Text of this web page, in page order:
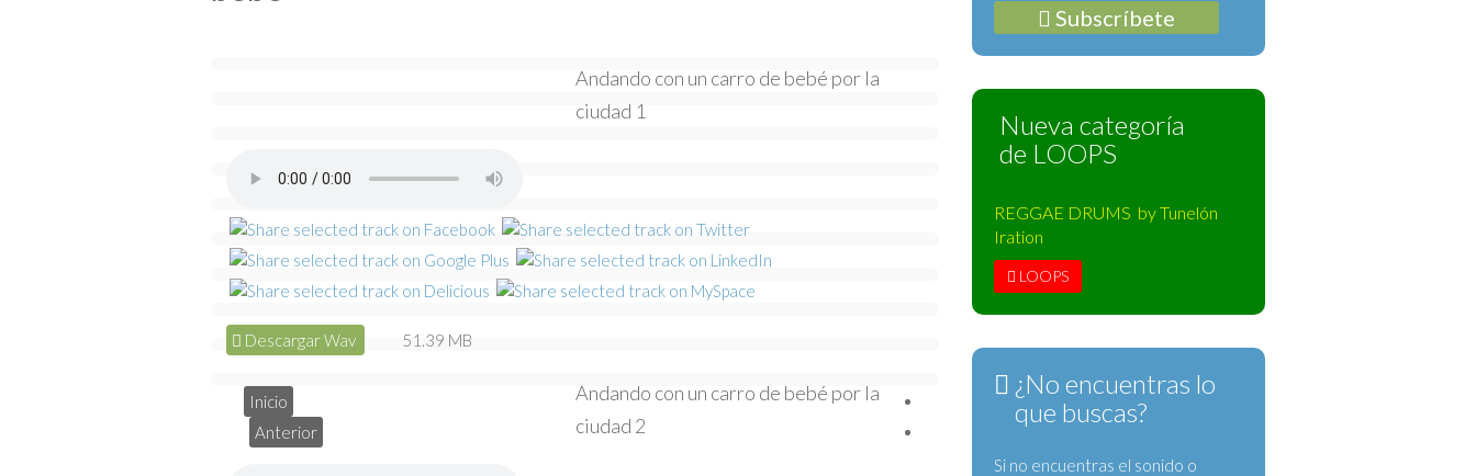
Andando con un carro de bebé por la
ciudad 1
Descargar Wav 51.39 MB
Andando con un carro de bebé por la
ciudad 2
Inicio
Anterior
Subscríbete
Nueva categoría
de LOOPS
REGGAE DRUMS by Tunelón
Iration
LOOPS
¿No encuentras lo
que buscas?
Si no encuentras el sonido o